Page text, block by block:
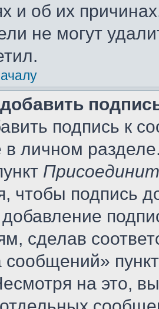
и об их
не могут
подпись к
в личном
чтобы подпись
добавление
сделав
сообщений»
на это,